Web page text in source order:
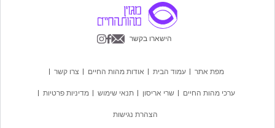
הישארו בקשר
מפת אתר עמוד הבית אודות מהות החיים צרו קשר
ערכי מהות החיים שרי אריסון תנאי שימוש מדיניות פרטיות
הצהרת נגישות